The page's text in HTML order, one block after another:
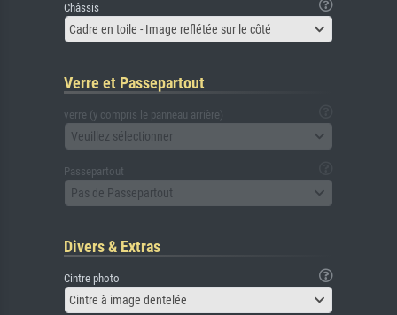
Châssis
Cadre en toile - Image reflétée sur le côté
Verre et Passepartout
verre (y compris le panneau arrière)
Veuillez sélectionner
Passepartout
Pas de Passepartout
Divers & Extras
Cintre photo
Cintre à image dentelée